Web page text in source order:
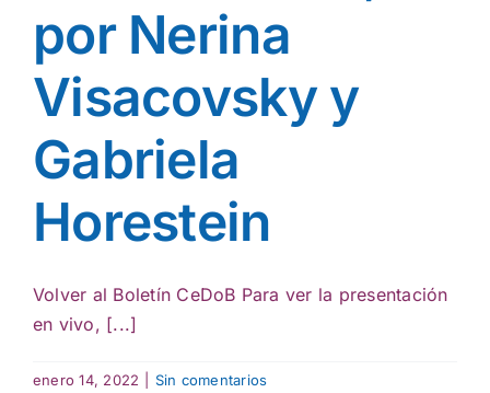
por Nerina
Visacovsky y
Gabriela
Horestein
Volver al Boletín CeDoB Para ver la presentación
en vivo, [...]
enero 14, 2022
Sin comentarios